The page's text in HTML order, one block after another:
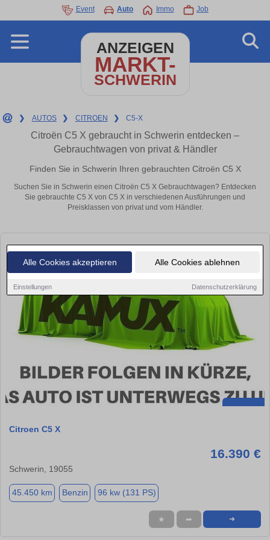
Alle Cookies akzeptieren Alle Cookies ablehnen
Einstellungen Datenschutzerklärung
Event Auto Immo Job
ANZEIGEN
MARKT-
SCHWERIN
❯ AUTOS ❯ CITROEN ❯ C5-X
Citroën C5 X gebraucht in Schwerin entdecken –
Gebrauchtwagen von privat & Händler
Finden Sie in Schwerin Ihren gebrauchten Citroën C5 X
Suchen Sie in Schwerin einen Citroën C5 X Gebrauchtwagen? Entdecken
Sie gebrauchte C5 X von C5 X in verschiedenen Ausführungen und
Preisklassen von privat und vom Händler.
Citroen C5 X
16.390 €
Schwerin, 19055
45.450 km Benzin 96 kw (131 PS)
★ ➦ ➜